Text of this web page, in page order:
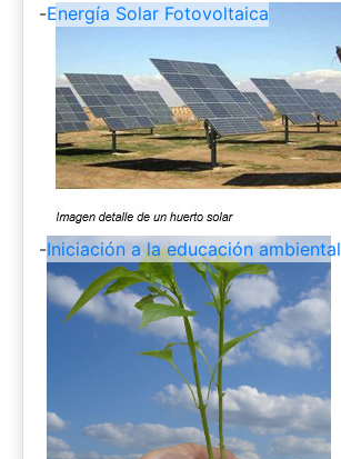
-Energía Solar Fotovoltaica
-Iniciación a la educación ambiental